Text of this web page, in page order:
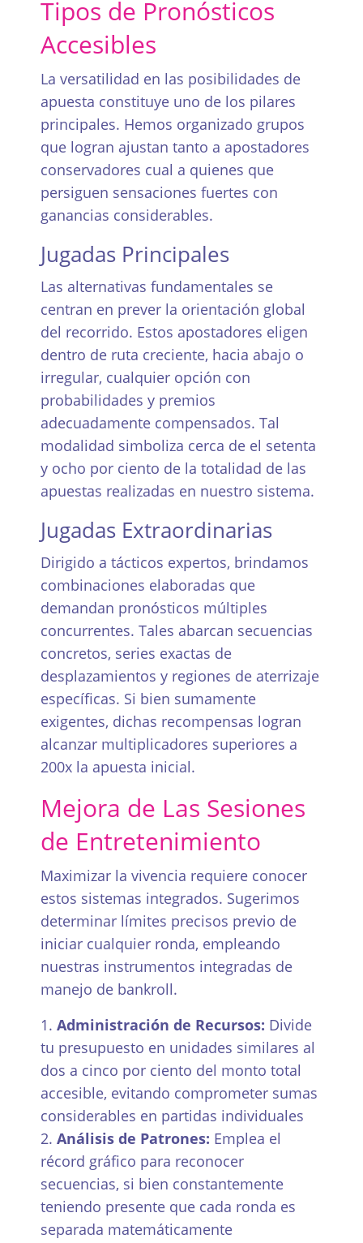
Tipos de Pronósticos
Accesibles
La versatilidad en las posibilidades de
apuesta constituye uno de los pilares
principales. Hemos organizado grupos
que logran ajustan tanto a apostadores
conservadores cual a quienes que
persiguen sensaciones fuertes con
ganancias considerables.
Jugadas Principales
Las alternativas fundamentales se
centran en prever la orientación global
del recorrido. Estos apostadores eligen
dentro de ruta creciente, hacia abajo o
irregular, cualquier opción con
probabilidades y premios
adecuadamente compensados. Tal
modalidad simboliza cerca de el setenta
y ocho por ciento de la totalidad de las
apuestas realizadas en nuestro sistema.
Jugadas Extraordinarias
Dirigido a tácticos expertos, brindamos
combinaciones elaboradas que
demandan pronósticos múltiples
concurrentes. Tales abarcan secuencias
concretos, series exactas de
desplazamientos y regiones de aterrizaje
específicas. Si bien sumamente
exigentes, dichas recompensas logran
alcanzar multiplicadores superiores a
200x la apuesta inicial.
Mejora de Las Sesiones
de Entretenimiento
Maximizar la vivencia requiere conocer
estos sistemas integrados. Sugerimos
determinar límites precisos previo de
iniciar cualquier ronda, empleando
nuestras instrumentos integradas de
manejo de bankroll.
Administración de Recursos: Divide
tu presupuesto en unidades similares al
dos a cinco por ciento del monto total
accesible, evitando comprometer sumas
considerables en partidas individuales
Análisis de Patrones: Emplea el
récord gráfico para reconocer
secuencias, si bien constantemente
teniendo presente que cada ronda es
separada matemáticamente